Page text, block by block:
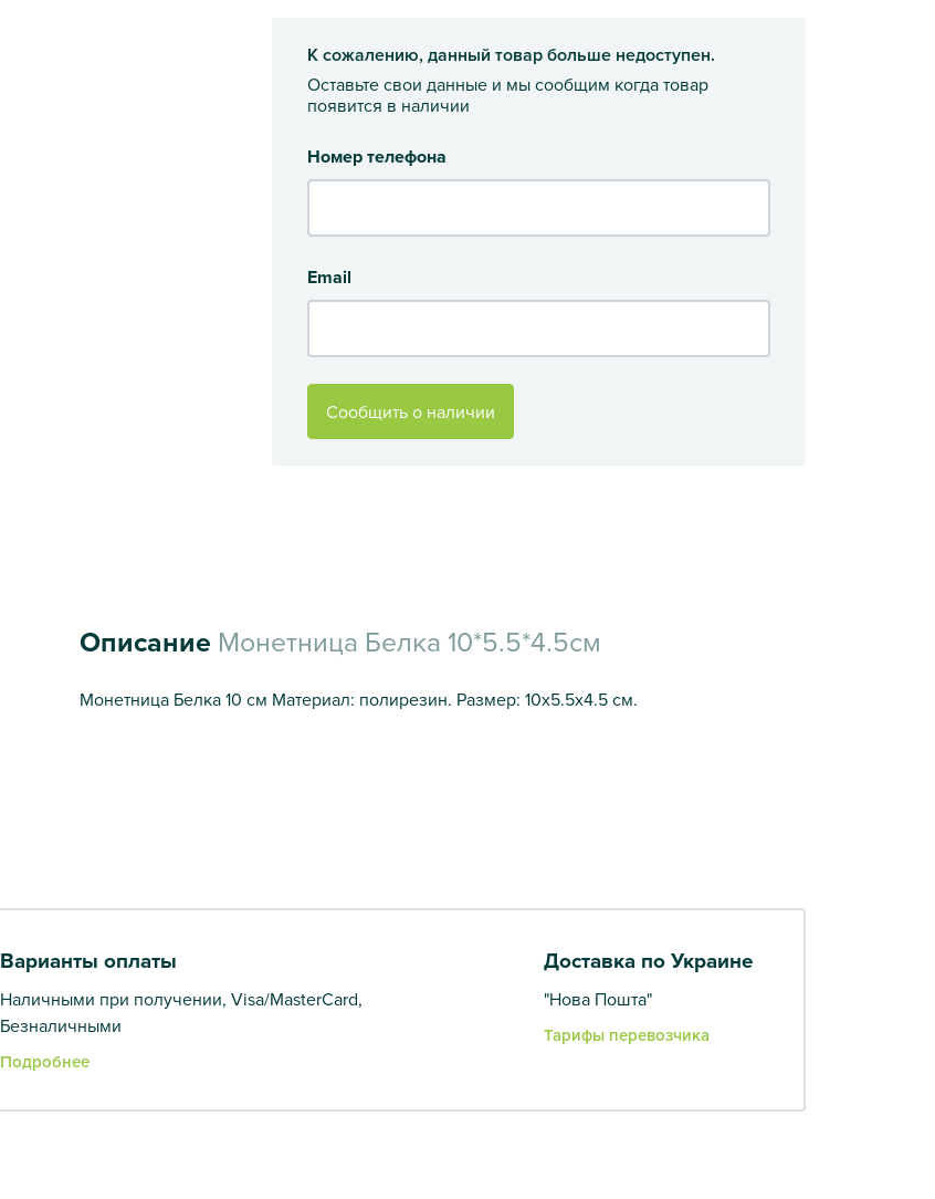
К сожалению, данный товар больше недоступен.
Оставьте свои данные и мы сообщим когда товар
появится в наличии
Номер телефона
Email
Сообщить о наличии
Описание Монетница Белка 10*5.5*4.5см
Монетница Белка 10 см Материал: полирезин. Размер: 10х5.5х4.5 см.
Варианты оплаты
Наличными при получении, Visa/MasterCard,
Безналичными
Подробнее
Доставка по Украине
"Нова Пошта"
Тарифы перевозчика